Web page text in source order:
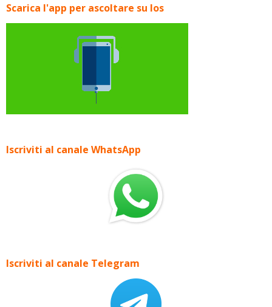
Scarica l'app per ascoltare su Ios
Iscriviti al canale WhatsApp
Iscriviti al canale Telegram